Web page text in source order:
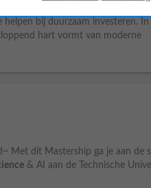
bij duurzaam investeren.
hart vormt van moderne
Met dit Mastership ga je aan de
& AI aan de Technische